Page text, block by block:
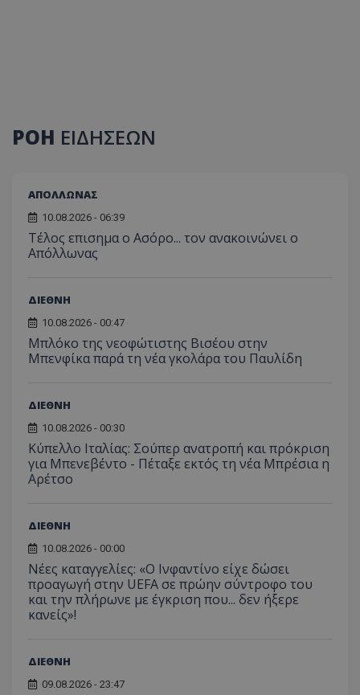
ΡΟΗ ΕΙΔΗΣΕΩΝ
ΑΠΟΛΛΩΝΑΣ
10.08.2026 - 06:39
Tέλος επισημα ο Ασόρο... τον ανακοινώνει ο
Απόλλωνας
ΔΙΕΘΝΗ
10.08.2026 - 00:47
Μπλόκο της νεοφώτιστης Βισέου στην
Μπενφίκα παρά τη νέα γκολάρα του Παυλίδη
ΔΙΕΘΝΗ
10.08.2026 - 00:30
Κύπελλο Ιταλίας: Σούπερ ανατροπή και πρόκριση
για Μπενεβέντο - Πέταξε εκτός τη νέα Μπρέσια η
Αρέτσο
ΔΙΕΘΝΗ
10.08.2026 - 00:00
Νέες καταγγελίες: «Ο Ινφαντίνο είχε δώσει
προαγωγή στην UEFA σε πρώην σύντροφο του
και την πλήρωνε με έγκριση που... δεν ήξερε
κανείς»!
ΔΙΕΘΝΗ
09.08.2026 - 23:47